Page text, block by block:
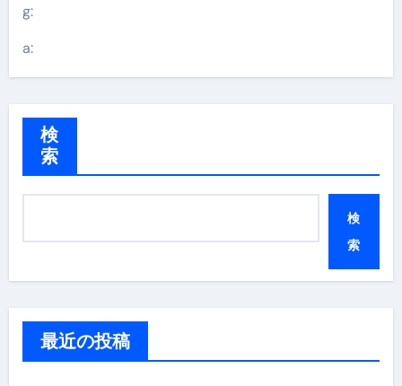
g:
a:
検
索
検
索
最近の投稿